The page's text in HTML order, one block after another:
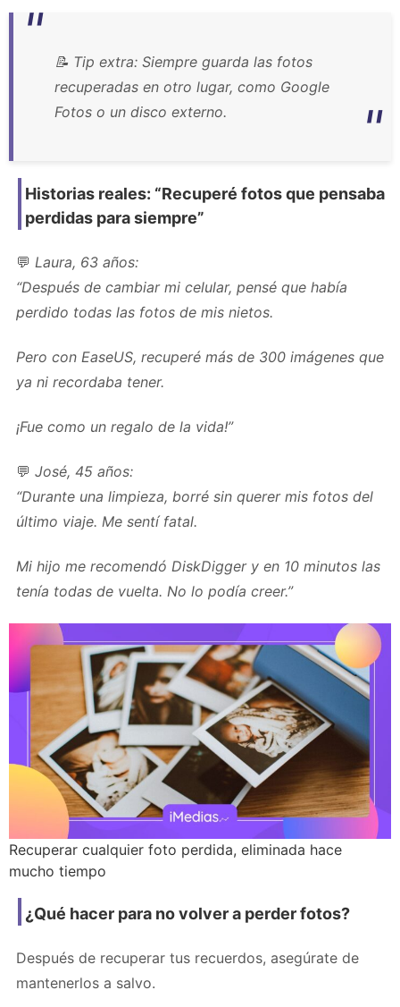
📝 Tip extra: Siempre guarda las fotos
recuperadas en otro lugar, como Google
Fotos o un disco externo.
Historias reales: “Recuperé fotos que pensaba
perdidas para siempre”
💬 Laura, 63 años:
“Después de cambiar mi celular, pensé que había
perdido todas las fotos de mis nietos.
Pero con EaseUS, recuperé más de 300 imágenes que
ya ni recordaba tener.
¡Fue como un regalo de la vida!”
💬 José, 45 años:
“Durante una limpieza, borré sin querer mis fotos del
último viaje. Me sentí fatal.
Mi hijo me recomendó DiskDigger y en 10 minutos las
tenía todas de vuelta. No lo podía creer.”
Recuperar cualquier foto perdida, eliminada hace
mucho tiempo
¿Qué hacer para no volver a perder fotos?
Después de recuperar tus recuerdos, asegúrate de
mantenerlos a salvo.